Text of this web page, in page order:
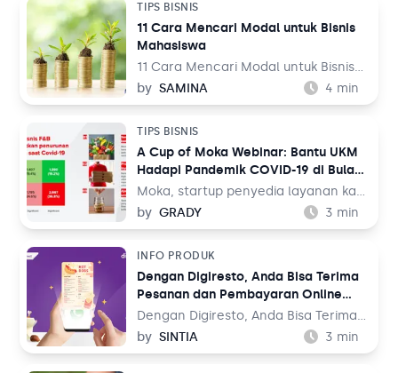
Solusi Bisnis
Tambahan
Blog
Solusi Bisnis
Tambahan
Kategori Blog
menjadi semakin tinggi seiring
dengan anjuran pemerintah untuk
bekerja di rumah saja.
TIPS BISNIS
11 Cara Mencari Modal untuk Bisnis
Mahasiswa
11 Cara Mencari Modal untuk Bisnis
Mahasiswa – Memulai bisnis di usia
muda merupakan langkah awal yang
Melakukan bisnis sekaligus menjalani
kegiatan sebagai mahasiswa bukan
lagi hal yang tidak mungkin dicapai.
by SAMINA 4 min
TIPS BISNIS
A Cup of Moka Webinar: Bantu UKM
Hadapi Pandemik COVID-19 di Bulan
Ramadan, Moka Berbagi Tren Data
dan Strategi Bisnis
Moka, startup penyedia layanan kasir
digital, menghadirkan data dan
wawasan terkini mengenai bisnis di
COVID-19. Paparan data dan diskusi
interaktif ini memberikan tiga
gambaran utama untuk bisnis, yaitu
tradisi belanja industri F&B, ritel dan
jasa di bulan Ramadan, antisipasi &
strategi brand di tengah krisis
by GRADY 3 min
INFO PRODUK
Dengan Digiresto, Anda Bisa Terima
Pesanan dan Pembayaran Online
Lewat WhatsApp
Dengan Digiresto, Anda Bisa Terima
Pesanan dan Pembayaran Online
Lewat WhatsApp – Pada November
by SINTIA 3 min